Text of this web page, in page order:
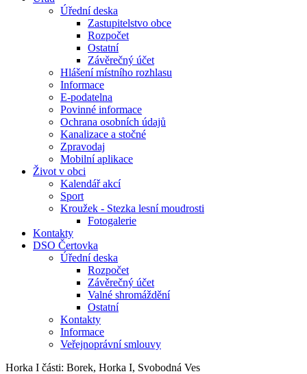
Úřední deska
Zastupitelstvo obce
Rozpočet
Ostatní
Závěrečný účet
Hlášení místního rozhlasu
Informace
E-podatelna
Povinné informace
Ochrana osobních údajů
Kanalizace a stočné
Zpravodaj
Mobilní aplikace
Život v obci
Kalendář akcí
Sport
Kroužek - Stezka lesní moudrosti
Fotogalerie
Kontakty
DSO Čertovka
Úřední deska
Rozpočet
Závěrečný účet
Valné shromáždění
Ostatní
Kontakty
Informace
Veřejnoprávní smlouvy
Horka I části: Borek, Horka I, Svobodná Ves